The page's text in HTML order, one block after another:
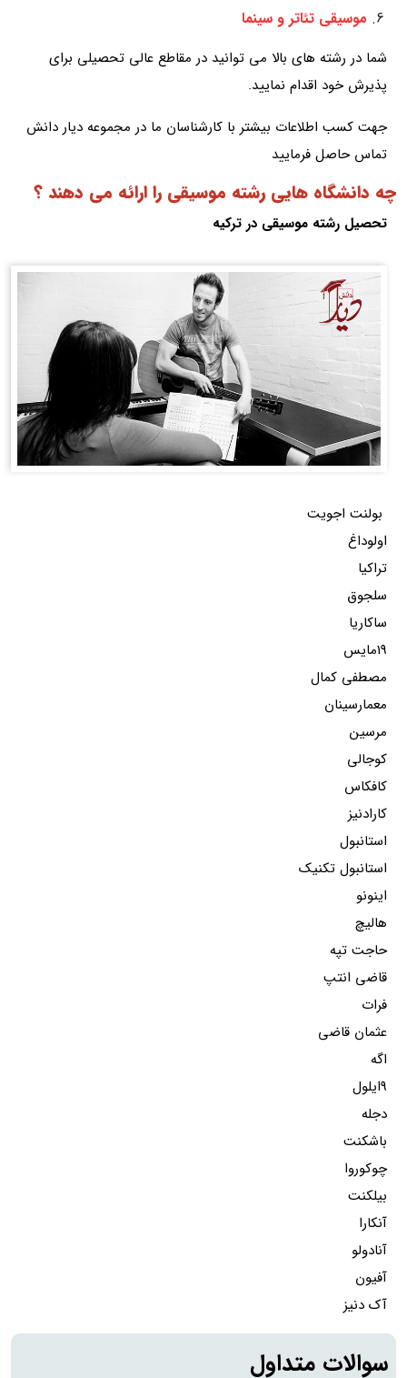
موسیقی تئاتر و سینما
شما در رشته های بالا می توانید در مقاطع عالی تحصیلی برای
پذیرش خود اقدام نمایید.
جهت کسب اطلاعات بیشتر با کارشناسان ما در مجموعه دیار دانش
تماس حاصل فرمایید
چه دانشگاه هایی رشته موسیقی را ارائه می دهند ؟
تحصیل رشته موسیقی در ترکیه
بولنت اجویت
اولوداغ
تراکیا
سلجوق
ساکاریا
19مایس
مصطفی کمال
معمارسینان
مرسین
کوجالی
کافکاس
کارادنیز
استانبول
استانبول تکنیک
اینونو
هالیچ
حاجت تپه
قاضی انتپ
فرات
عثمان قاضی
اگه
9ایلول
دجله
باشکنت
چوکوروا
بیلکنت
آنکارا
آنادولو
آفیون
آک دنیز
سوالات متداول